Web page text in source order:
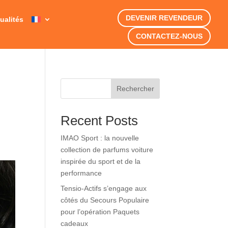
DEVENIR REVENDEUR
CONTACTEZ-NOUS
Rechercher
Recent Posts
IMAO Sport : la nouvelle
collection de parfums voiture
inspirée du sport et de la
performance
Tensio-Actifs s’engage aux
côtés du Secours Populaire
pour l’opération Paquets
cadeaux